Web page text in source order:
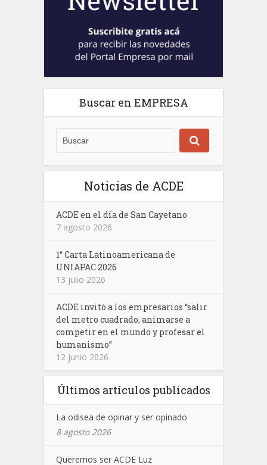
Buscar en EMPRESA
Noticias de ACDE
ACDE en el día de San Cayetano
7 agosto 2026
1° Carta Latinoamericana de
UNIAPAC 2026
13 julio 2026
ACDE invitó a los empresarios “salir
del metro cuadrado, animarse a
competir en el mundo y profesar el
humanismo”
12 junio 2026
Últimos artículos publicados
La odisea de opinar y ser opinado
8 agosto 2026
Queremos ser ACDE Luz